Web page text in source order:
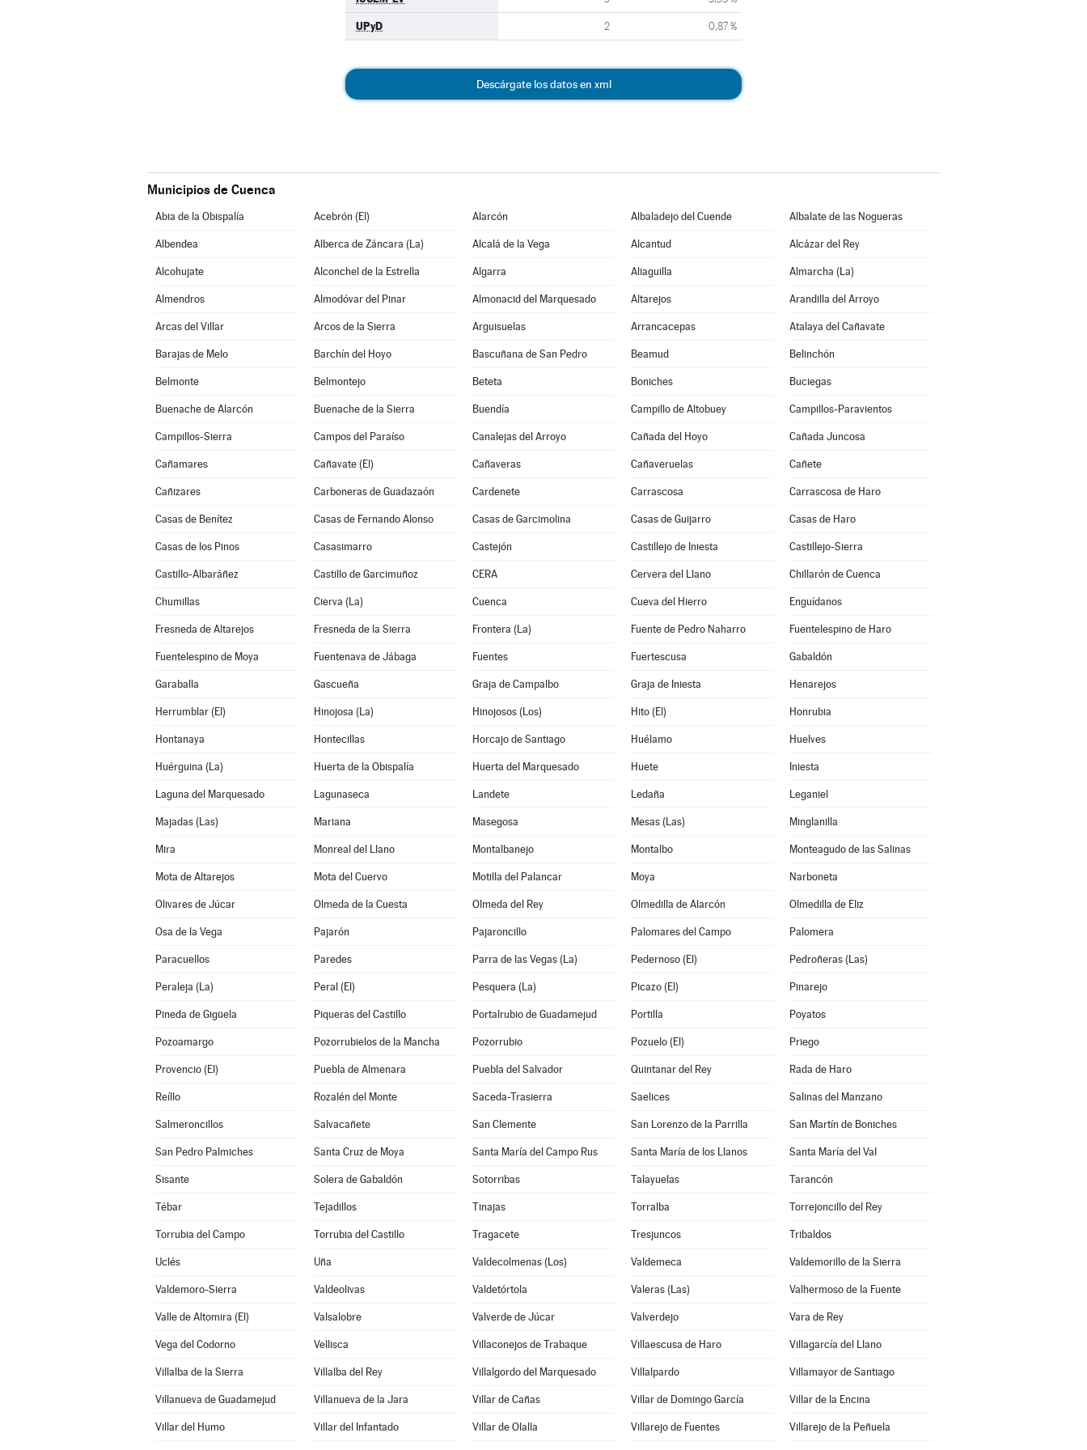
UPyD 2 0,87 %
Descárgate los datos en xml
Municipios de Cuenca
Abia de la Obispalía Acebrón (El) Alarcón Albaladejo del Cuende Albalate de las Nogueras
Albendea Alberca de Záncara (La) Alcalá de la Vega Alcantud Alcázar del Rey
Alcohujate Alconchel de la Estrella Algarra Aliaguilla Almarcha (La)
Almendros Almodóvar del Pinar Almonacid del Marquesado Altarejos Arandilla del Arroyo
Arcas del Villar Arcos de la Sierra Arguisuelas Arrancacepas Atalaya del Cañavate
Barajas de Melo Barchín del Hoyo Bascuñana de San Pedro Beamud Belinchón
Belmonte Belmontejo Beteta Boniches Buciegas
Buenache de Alarcón Buenache de la Sierra Buendía Campillo de Altobuey Campillos-Paravientos
Campillos-Sierra Campos del Paraíso Canalejas del Arroyo Cañada del Hoyo Cañada Juncosa
Cañamares Cañavate (El) Cañaveras Cañaveruelas Cañete
Cañizares Carboneras de Guadazaón Cardenete Carrascosa Carrascosa de Haro
Casas de Benítez Casas de Fernando Alonso Casas de Garcimolina Casas de Guijarro Casas de Haro
Casas de los Pinos Casasimarro Castejón Castillejo de Iniesta Castillejo-Sierra
Castillo-Albaráñez Castillo de Garcimuñoz CERA Cervera del Llano Chillarón de Cuenca
Chumillas Cierva (La) Cuenca Cueva del Hierro Enguídanos
Fresneda de Altarejos Fresneda de la Sierra Frontera (La) Fuente de Pedro Naharro Fuentelespino de Haro
Fuentelespino de Moya Fuentenava de Jábaga Fuentes Fuertescusa Gabaldón
Garaballa Gascueña Graja de Campalbo Graja de Iniesta Henarejos
Herrumblar (El) Hinojosa (La) Hinojosos (Los) Hito (El) Honrubia
Hontanaya Hontecillas Horcajo de Santiago Huélamo Huelves
Huérguina (La) Huerta de la Obispalía Huerta del Marquesado Huete Iniesta
Laguna del Marquesado Lagunaseca Landete Ledaña Leganiel
Majadas (Las) Mariana Masegosa Mesas (Las) Minglanilla
Mira Monreal del Llano Montalbanejo Montalbo Monteagudo de las Salinas
Mota de Altarejos Mota del Cuervo Motilla del Palancar Moya Narboneta
Olivares de Júcar Olmeda de la Cuesta Olmeda del Rey Olmedilla de Alarcón Olmedilla de Eliz
Osa de la Vega Pajarón Pajaroncillo Palomares del Campo Palomera
Paracuellos Paredes Parra de las Vegas (La) Pedernoso (El) Pedroñeras (Las)
Peraleja (La) Peral (El) Pesquera (La) Picazo (El) Pinarejo
Pineda de Gigüela Piqueras del Castillo Portalrubio de Guadamejud Portilla Poyatos
Pozoamargo Pozorrubielos de la Mancha Pozorrubio Pozuelo (El) Priego
Provencio (El) Puebla de Almenara Puebla del Salvador Quintanar del Rey Rada de Haro
Reíllo Rozalén del Monte Saceda-Trasierra Saelices Salinas del Manzano
Salmeroncillos Salvacañete San Clemente San Lorenzo de la Parrilla San Martín de Boniches
San Pedro Palmiches Santa Cruz de Moya Santa María del Campo Rus Santa María de los Llanos Santa María del Val
Sisante Solera de Gabaldón Sotorribas Talayuelas Tarancón
Tébar Tejadillos Tinajas Torralba Torrejoncillo del Rey
Torrubia del Campo Torrubia del Castillo Tragacete Tresjuncos Tribaldos
Uclés Uña Valdecolmenas (Los) Valdemeca Valdemorillo de la Sierra
Valdemoro-Sierra Valdeolivas Valdetórtola Valeras (Las) Valhermoso de la Fuente
Valle de Altomira (El) Valsalobre Valverde de Júcar Valverdejo Vara de Rey
Vega del Codorno Vellisca Villaconejos de Trabaque Villaescusa de Haro Villagarcía del Llano
Villalba de la Sierra Villalba del Rey Villalgordo del Marquesado Villalpardo Villamayor de Santiago
Villanueva de Guadamejud Villanueva de la Jara Villar de Cañas Villar de Domingo García Villar de la Encina
Villar del Humo Villar del Infantado Villar de Olalla Villarejo de Fuentes Villarejo de la Peñuela